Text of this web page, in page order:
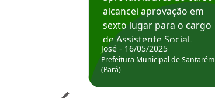
alcancei aprovação em
sexto lugar para o cargo
de Assistente Social.
Hoje estou atuando na
Prefeitura de Santarém.
José - 16/05/2025
Prefeitura Municipal de Santarém
(Pará)